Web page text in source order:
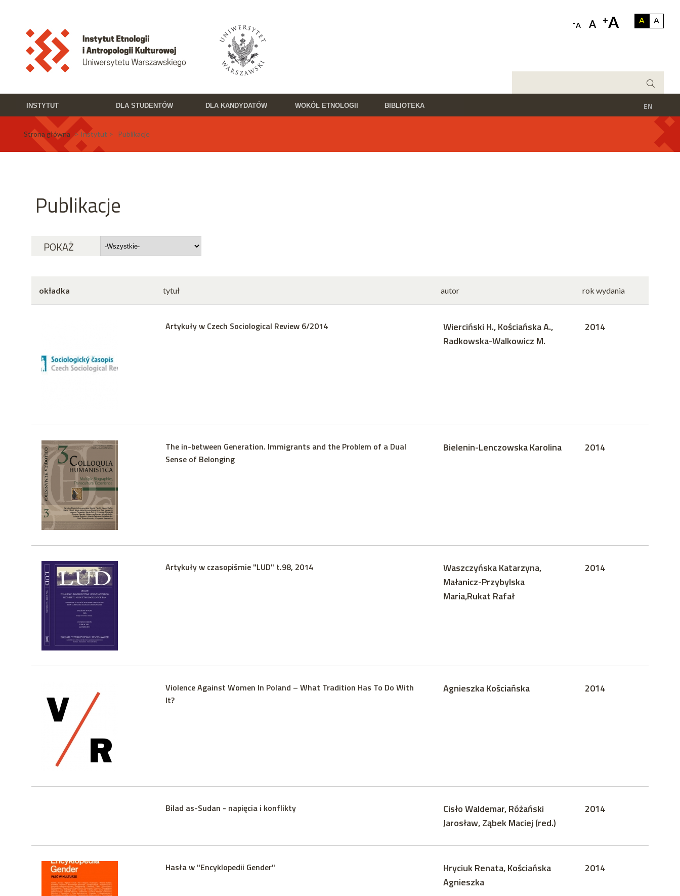
A
A
-A A +A
INSTYTUT DLA STUDENTÓW DLA KANDYDATÓW WOKÓŁ ETNOLOGII BIBLIOTEKA EN
Strona główna > Instytut > Publikacje
Publikacje
POKAŻ
okładka tytuł autor rok wydania
Artykuły w Czech Sociological Review 6/2014
Wierciński H., Kościańska A.,
Radkowska-Walkowicz M.
2014
The in-between Generation. Immigrants and the Problem of a Dual
Sense of Belonging
Bielenin-Lenczowska Karolina 2014
Artykuły w czasopiśmie "LUD" t.98, 2014
Waszczyńska Katarzyna,
Małanicz-Przybylska
Maria,Rukat Rafał
2014
Violence Against Women In Poland – What Tradition Has To Do With
It?
Agnieszka Kościańska 2014
Bilad as-Sudan - napięcia i konflikty
Cisło Waldemar, Różański
Jarosław, Ząbek Maciej (red.)
2014
Hasła w "Encyklopedii Gender"
Hryciuk Renata, Kościańska
Agnieszka
2014